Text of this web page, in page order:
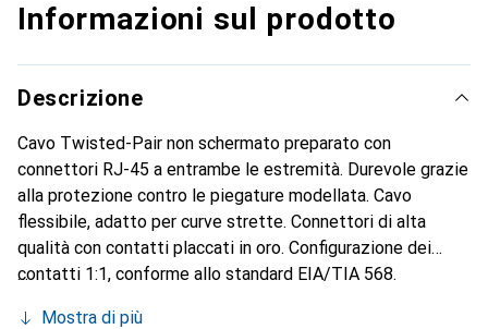
Informazioni sul prodotto
Descrizione
Cavo Twisted-Pair non schermato preparato con
connettori RJ-45 a entrambe le estremità. Durevole grazie
alla protezione contro le piegature modellata. Cavo
flessibile, adatto per curve strette. Connettori di alta
qualità con contatti placcati in oro. Configurazione dei
contatti 1:1, conforme allo standard EIA/TIA 568.
Mostra di più